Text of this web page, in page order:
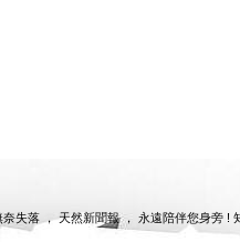
落 ， 天然新聞報 ， 永遠陪伴您身旁